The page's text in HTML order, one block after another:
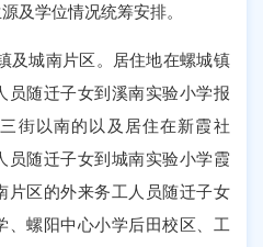
及学位情况统筹安排。
及城南片区。居住地在螺城镇
员随迁子女到溪南实验小学报
街以南的以及居住在新霞社
员随迁子女到城南实验小学霞
片区的外来务工人员随迁子女
、螺阳中心小学后田校区、工